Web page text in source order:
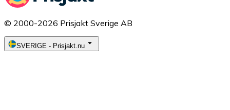
© 2000-2026 Prisjakt Sverige AB
SVERIGE - Prisjakt.nu